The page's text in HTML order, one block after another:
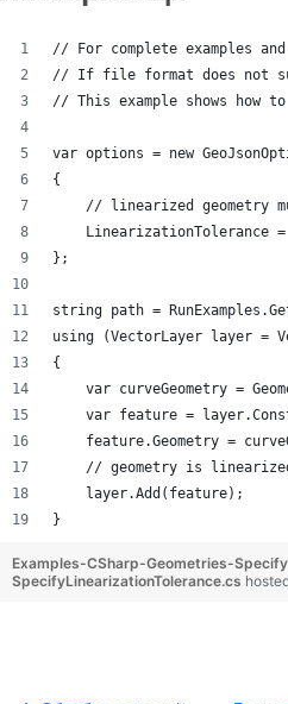
// For complete examples
// If file format does not
// This example shows
var options = new
{
// linearized geometry
LinearizationTolerance =
};
string path =
using (VectorLayer layer =
{
var curveGeometry =
var feature =
feature.Geometry =
// geometry is
    layer.Add(feature);
}
Examples-CSharp-Geometries-
SpecifyLinearizationTolerance.cs